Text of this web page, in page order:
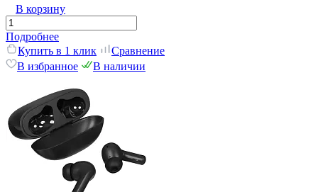
В корзину
Подробнее
Купить в 1 клик
Сравнение
В избранное
В наличии